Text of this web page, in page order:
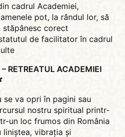
cadrul Academiei,
pot, la rândul lor, să
corect
de facilitator în cadrul
RETREATUL ACADEMIEI
se va opri în pagini sau
nostru spiritual printr-
un loc frumos din România
vibrația și